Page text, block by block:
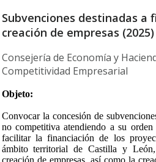
Subvenciones destinadas a
creación de empresas (2025)
Consejería de Economía y
Competitividad Empresarial
Objeto:
Convocar la concesión de
no competitiva atendiendo a su orden
facilitar la financiación de los
ámbito territorial de Castilla y
creación de empresas, así como la